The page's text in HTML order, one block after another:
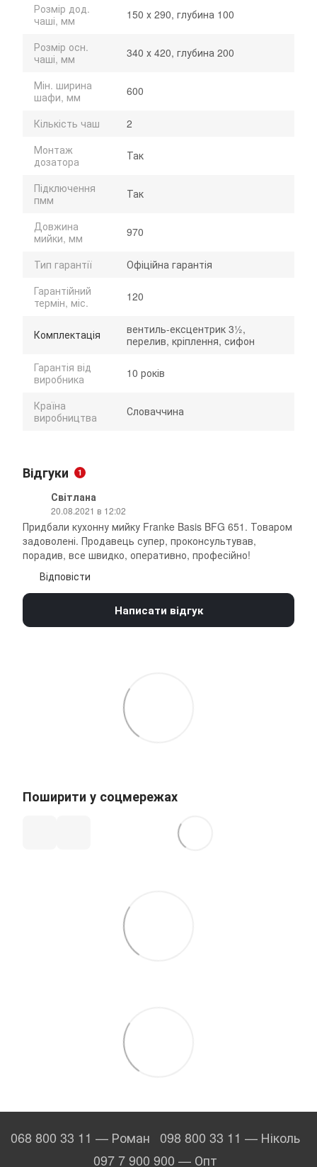
Розмір дод.
чаші, мм
150 х 290, глубина 100
Розмір осн.
чаші, мм
340 х 420, глубина 200
Мін. ширина
шафи, мм
600
Кількість чаш
2
Монтаж
дозатора
Так
Підключення
пмм
Так
Довжина
мийки, мм
970
Тип гарантії
Офіційна гарантія
Гарантійний
термін, міс.
120
Комплектація
вентиль-ексцентрик 3½,
перелив, кріплення, сифон
Гарантія від
виробника
10 років
Країна
виробництва
Словаччина
Відгуки 1
Світлана
20.08.2021 в 12:02
Придбали кухонну мийку Franke Basis BFG 651. Товаром
задоволені. Продавець супер, проконсультував,
порадив, все швидко, оперативно, професійно!
Відповісти
Написати відгук
Поширити у соцмережах
068 800 33 11 — Роман 098 800 33 11 — Ніколь
097 7 900 900 — Опт